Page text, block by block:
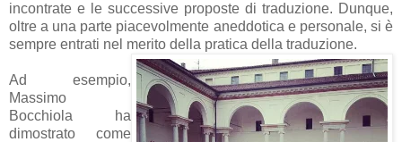
incontrate e le successive proposte di traduzione. Dunque,
oltre a una parte piacevolmente aneddotica e personale, si è
sempre entrati nel merito della pratica della traduzione.
Ad esempio,
Massimo
Bocchiola ha
dimostrato come